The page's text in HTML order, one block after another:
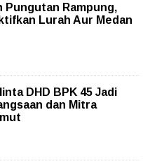
Pungutan Rampung,
Lurah Aur Medan
DHD BPK 45 Jadi
dan Mitra